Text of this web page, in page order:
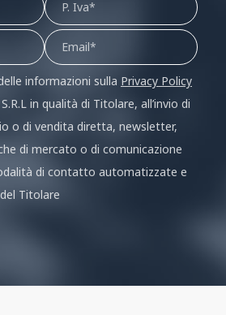
informazioni sulla Privacy Policy
in qualità di Titolare, all’invio di
o di vendita diretta, newsletter,
di mercato o di comunicazione
di contatto automatizzate e
Titolare